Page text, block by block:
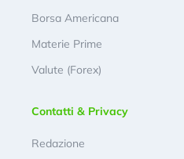
Borsa Americana
Materie Prime
Valute (Forex)
Contatti & Privacy
Redazione